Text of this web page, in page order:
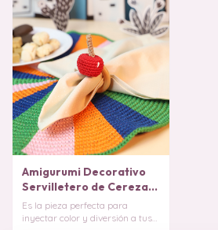
Amigurumi Decorativo
Servilletero de Cereza
PATRÓN
Es la pieza perfecta para
inyectar color y diversión a tus